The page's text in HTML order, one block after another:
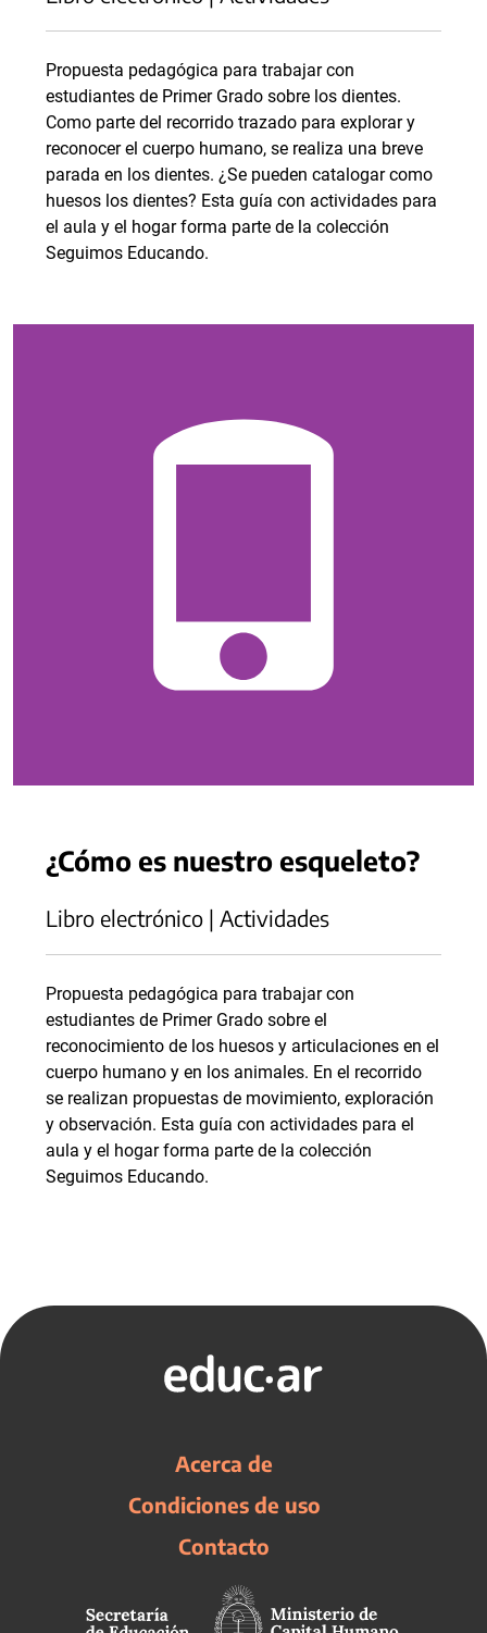
Propuesta pedagógica para trabajar con
estudiantes de Primer Grado sobre los dientes.
Como parte del recorrido trazado para explorar y
reconocer el cuerpo humano, se realiza una breve
parada en los dientes. ¿Se pueden catalogar como
huesos los dientes? Esta guía con actividades para
el aula y el hogar forma parte de la colección
Seguimos Educando.
¿Cómo es nuestro esqueleto?
Libro electrónico | Actividades
Propuesta pedagógica para trabajar con
estudiantes de Primer Grado sobre el
reconocimiento de los huesos y articulaciones en el
cuerpo humano y en los animales. En el recorrido
se realizan propuestas de movimiento, exploración
y observación. Esta guía con actividades para el
aula y el hogar forma parte de la colección
Seguimos Educando.
Acerca de
Condiciones de uso
Contacto